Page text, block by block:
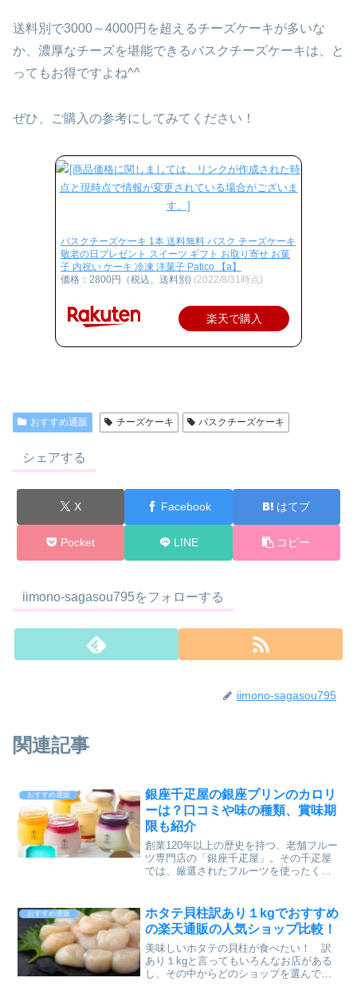
送料別で3000～4000円を超えるチーズケーキが多いな
か、濃厚なチーズを堪能できるバスクチーズケーキは、と
ってもお得ですよね^^
ぜひ、ご購入の参考にしてみてください！
バスクチーズケーキ 1本 送料無料 バスク チーズケーキ
敬老の日プレゼント スイーツ ギフト お取り寄せ お菓
子 内祝い ケーキ 冷凍 洋菓子 Patico 【a】
価格：2800円（税込、送料別) (2022/8/31時点)
楽天で購入
おすすめ通販 チーズケーキ バスクチーズケーキ
シェアする
X Facebook はてブ
Pocket LINE コピー
iimono-sagasou795をフォローする
iimono-sagasou795
関連記事
おすすめ通販
銀座千疋屋の銀座プリンのカロリ
ーは？口コミや味の種類、賞味期
限も紹介
創業120年以上の歴史を持つ、老舗フルー
ツ専門店の「銀座千疋屋」。その千疋屋
では、厳選されたフルーツを使ったくち
ったプリンは、全部で４種類の味が楽し
めます。今回は、銀座千疋屋の銀座プリ
ン詰め合わせ4種8個セットについて、カ
ロリーや口コミ、賞味期限なども詳しく
調べていますので、どうぞご覧になって
ください♪
おすすめ通販
ホタテ貝柱訳あり１kgでおすすめ
の楽天通販の人気ショップ比較！
美味しいホタテの貝柱が食べたい！ 訳
あり１kgと言ってもいろんなお店がある
し、その中からどのショップを選んでい